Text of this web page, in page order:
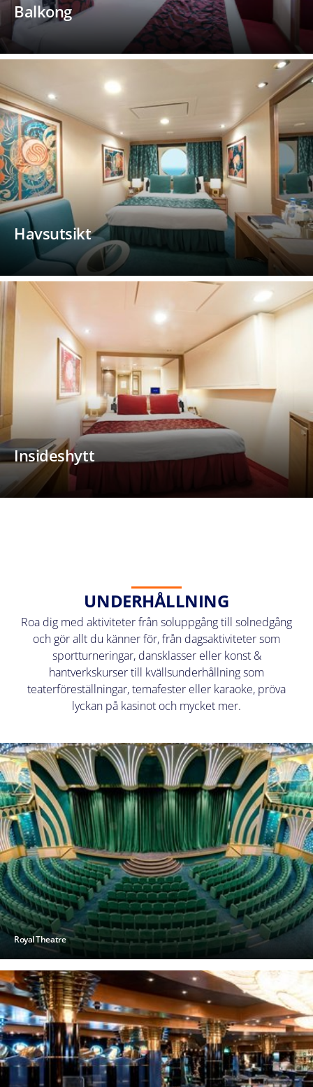
Balkong
Havsutsikt
Insideshytt
UNDERHÅLLNING
Roa dig med aktiviteter från soluppgång till solnedgång
och gör allt du känner för, från dagsaktiviteter som
sportturneringar, dansklasser eller konst &
hantverkskurser till kvällsunderhållning som
teaterföreställningar, temafester eller karaoke, pröva
lyckan på kasinot och mycket mer.
Royal Theatre